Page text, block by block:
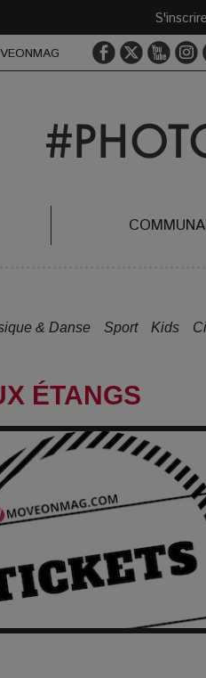
S'inscrire
& Danse Sport Kids
ÉTANGS